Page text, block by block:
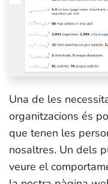
Una de les
organitzacions és
que tenen les
nosaltres. Un dels
veure el